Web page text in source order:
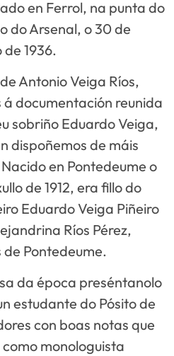
en Ferrol, na punta do
do Arsenal, o 30 de
1936.
Antonio Veiga Ríos,
á documentación reunida
sobriño Eduardo Veiga,
dispoñemos de máis
en Pontedeume o
de 1912, era fillo do
Eduardo Veiga Piñeiro
Ríos Pérez,
Pontedeume.
da época preséntanolo
estudante do Pósito de
con boas notas que
monologuista